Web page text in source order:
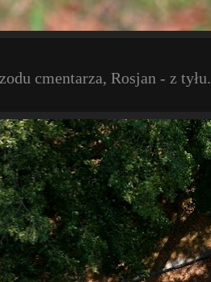
cmentarza, Rosjan - z tyłu.